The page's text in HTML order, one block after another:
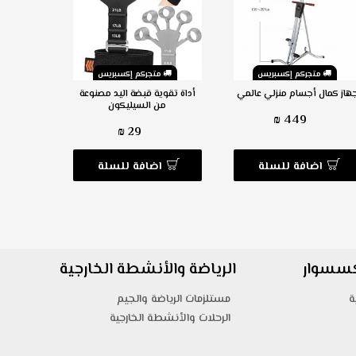
متجركم إكسبريس
كمال أجسام منزلي عالمي
449 ₪
اضافة للسلة
متجركم إكسبريس
أداة تقوية قبضة اليد مصنوعة
من السيليكون
29 ₪
اضافة للسلة
الرياضة والأنشطة الخارجية
مستلزمات الرياضة والجيم
الرحلات والأنشطة الخارجية